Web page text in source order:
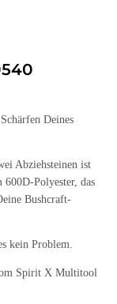
Deines
Abziehsteinen ist
600D-Polyester, das
Bushcraft-
kein Problem.
Spirit X Multitool